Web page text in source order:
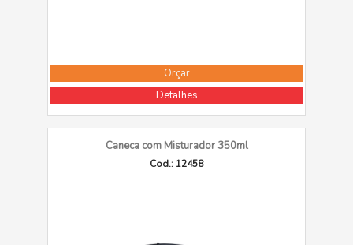
Orçar
Detalhes
Caneca com Misturador 350ml
Cod.: 12458